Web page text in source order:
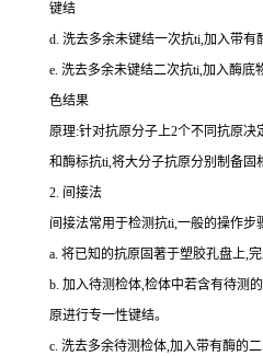
键结
d. 洗去多余未键结一次抗ti,加入带有
e. 洗去多余未键结二次抗ti,加入酶底
色结果
原理:针对抗原分子上2个不同抗原决
和酶标抗ti,将大分子抗原分别制备固
2. 间接法
间接法常用于检测抗ti,一般的操作步
a. 将已知的抗原固著于塑胶孔盘上,完
b. 加入待测检体,检体中若含有待测
原进行专一性键结。
c. 洗去多余待测检体,加入带有酶的